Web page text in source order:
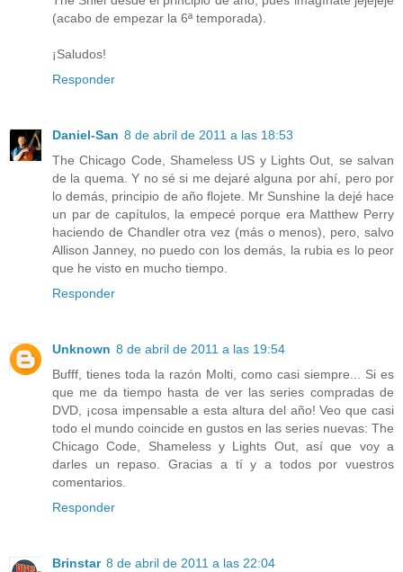
(acabo de empezar la 6ª temporada).
¡Saludos!
Responder
Daniel-San 8 de abril de 2011 a las 18:53
The Chicago Code, Shameless US y Lights Out, se salvan
de la quema. Y no sé si me dejaré alguna por ahí, pero por
lo demás, principio de año flojete. Mr Sunshine la dejé hace
un par de capítulos, la empecé porque era Matthew Perry
haciendo de Chandler otra vez (más o menos), pero, salvo
Allison Janney, no puedo con los demás, la rubia es lo peor
que he visto en mucho tiempo.
Responder
Unknown 8 de abril de 2011 a las 19:54
Bufff, tienes toda la razón Molti, como casi siempre... Si es
que me da tiempo hasta de ver las series compradas de
DVD, ¡cosa impensable a esta altura del año! Veo que casi
todo el mundo coincide en gustos en las series nuevas: The
Chicago Code, Shameless y Lights Out, así que voy a
darles un repaso. Gracias a tí y a todos por vuestros
comentarios.
Responder
Brinstar 8 de abril de 2011 a las 22:04